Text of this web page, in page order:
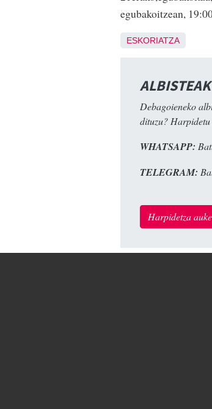
egubakoitzean,
ESKORIATZA
Debagoieneko
dituzu?
WHATSAPP:
TELEGRAM:
Harpidetza